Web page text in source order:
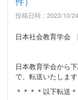
投稿日時 : 2023/10/24
日本社会教育学会
日本教育学会から
で、転送いたします
＊＊＊＊以下転送